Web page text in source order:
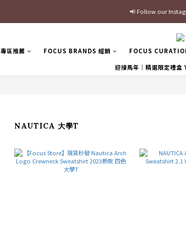
最新三方聯名倒鉤，
📢 Follow our
加入官網會員即
專區推薦 FOCUS BRANDS 經銷 FOCUS
迎接馬年｜精選限定禮
NAUTICA 大學T